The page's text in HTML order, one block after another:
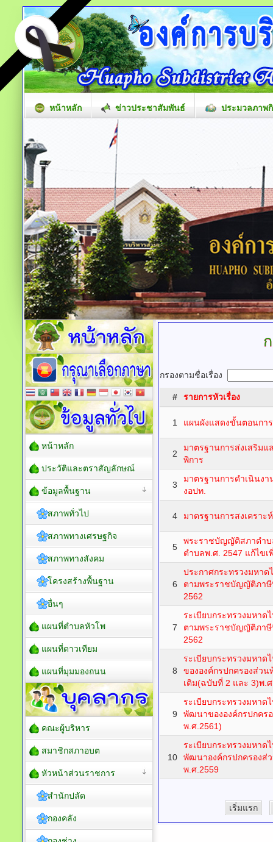
หน้าหลัก ข่าวประชาสัมพันธ์ ประมวลภาพ
กรองตามชื่อเรื่อง
# รายการหัวเรื่อง
1 แผนผังแสดงขั้นตอนกา
2
มาตรฐานการส่งเสริม
พิการ
3
มาตรฐานการดําเนินง
งอปท.
4 มาตรฐานการสงเคราะ
5
พระราชบัญญัติสภาตำบ
ตำบลพ.ศ. 2547 แก้ไขเ
6
ประกาศกระทรวงมหาด
ตามพระราชบัญญัติภาษี
2562
7
ระเบียบกระทรวงมหาด
ตามพระราชบัญญัติภาษี
2562
8
ระเบียบกระทรวงมหา
ขององค์กรปกครองส่วน
เติม(ฉบับที่ 2 และ 3)พ.
9
ระเบียบกระทรวงมหาด
พัฒนาขององค์กรปกคร
พ.ศ.2561)
10
ระเบียบกระทรวงมหาด
พัฒนาองค์กรปกครองส่
พ.ศ.2559
เริ่มแรก
หน้าหลัก
ประวัติและตราสัญลักษณ์
ข้อมูลพื้นฐาน
สภาพทั่วไป
สภาพทางเศรษฐกิจ
สภาพทางสังคม
โครงสร้างพื้นฐาน
อื่นๆ
แผนที่ตำบลหัวโพ
แผนที่ดาวเทียม
แผนที่มุมมองถนน
คณะผู้บริหาร
สมาชิกสภาอบต
หัวหน้าส่วนราชการ
สำนักปลัด
กองคลัง